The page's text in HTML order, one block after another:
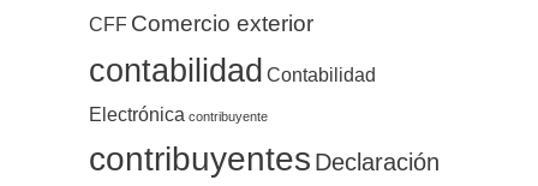
CFF Comercio exterior
contabilidad Contabilidad
Electrónica contribuyente
contribuyentes Declaración